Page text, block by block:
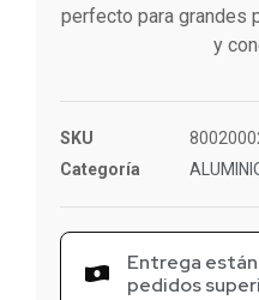
perfecto para grandes
y
SKU
Categoría
Entrega
pedidos